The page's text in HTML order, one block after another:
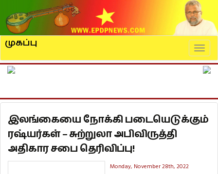
முகப்பு
இலங்கையை நோக்கி படையெடுக்கும்
ரஷ்யர்கள் – சுற்றுலா அபிவிருத்தி
அதிகார சபை தெரிவிப்பு!
Monday, November 28th, 2022